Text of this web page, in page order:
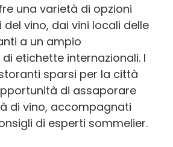
una varietà di opzioni
vino, dai vini locali delle
a un ampio
etichette internazionali. I
sparsi per la città
di assaporare
di vino, accompagnati
di esperti sommelier.